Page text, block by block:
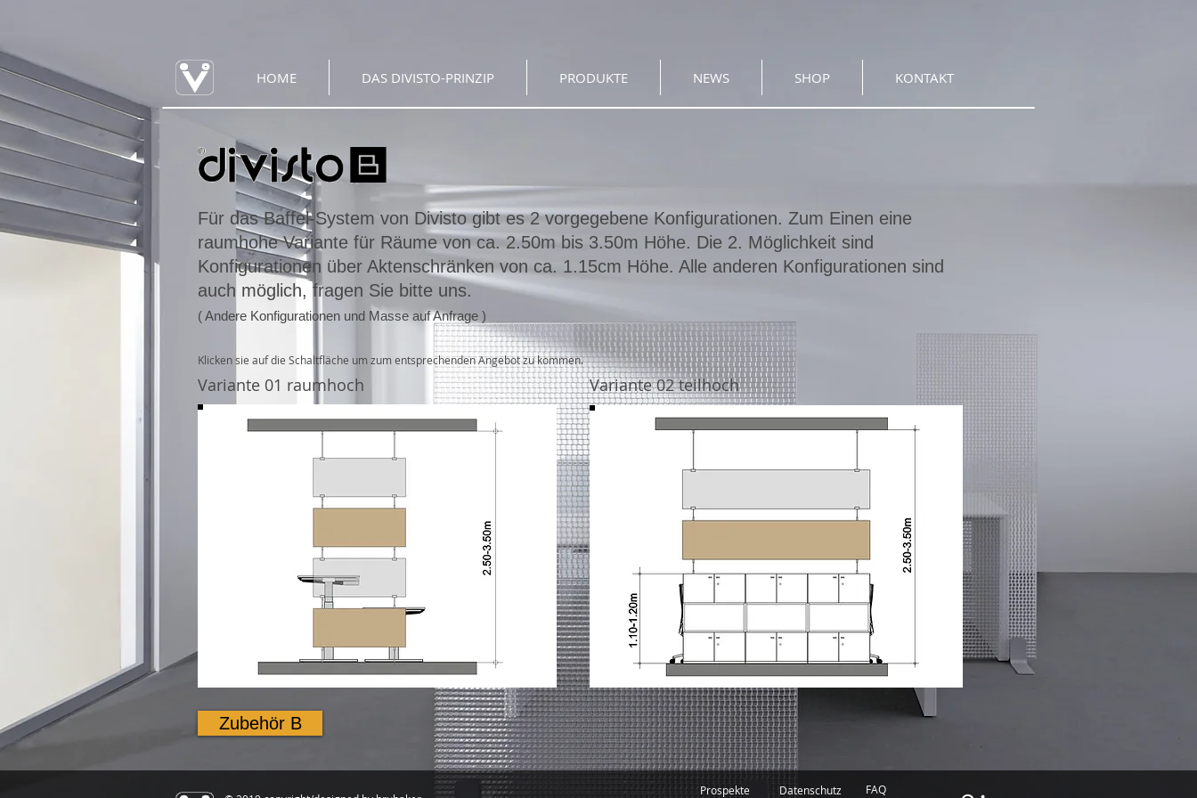
HOME DAS DIVISTO-PRINZIP PRODUKTE NEWS SHOP KONTAKT
Für das Baffel-System von Divisto gibt es 2 vorgegebene Konfigurationen. Zum Einen eine
raumhohe Variante für Räume von ca. 2.50m bis 3.50m Höhe. Die 2. Möglichkeit sind
Konfigurationen über Aktenschränken von ca. 1.15cm Höhe. Alle anderen Konfigurationen sind
auch möglich, fragen Sie bitte uns.
( Andere Konfigurationen und Masse auf Anfrage )
Klicken sie auf die Schaltfläche um zum entsprechenden Angebot zu kommen.
Variante 01 raumhoch Variante 02 teilhoch
Zubehör B
Prospekte FAQ
Datenschutz